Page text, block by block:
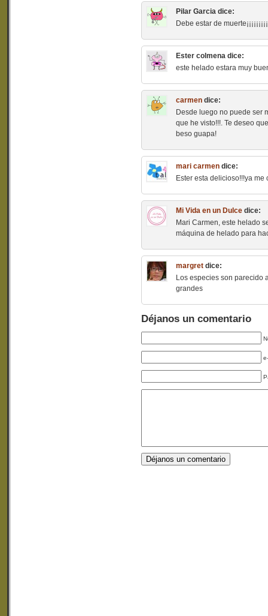
Pilar Garcia dice:
Debe estar de muerte¡¡¡¡¡¡¡¡¡
Ester colmena dice:
este helado estara muy
carmen dice:
Desde luego no puede ser
que he visto!!!. Te deseo
beso guapa!
mari carmen dice:
Ester esta delicioso!!!ya
Mi Vida en un Dulce dice:
Mari Carmen, este helado
máquina de helado para
margret dice:
Los especies son parecido
grandes
Déjanos un comentario